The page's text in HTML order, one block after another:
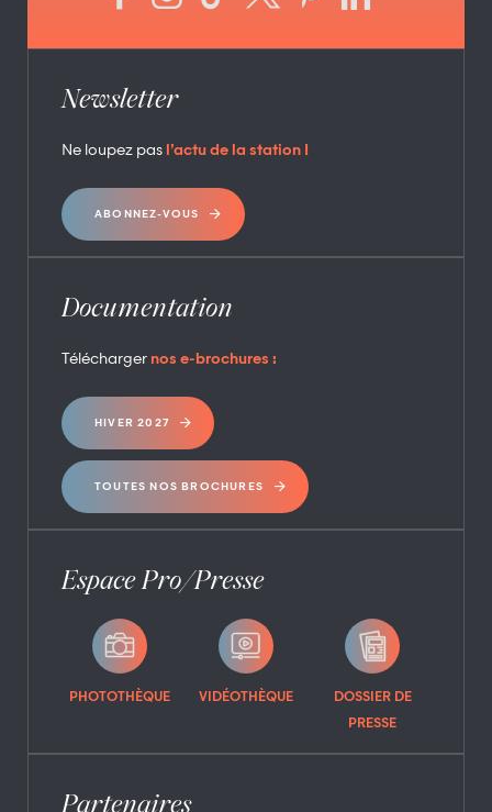
Newsletter
Ne loupez pas l’actu de la station !
ABONNEZ-VOUS
Documentation
Télécharger nos e-brochures :
HIVER 2027
TOUTES NOS BROCHURES
Espace Pro/Presse
PHOTOTHÈQUE VIDÉOTHÈQUE
DOSSIER DE
PRESSE
Partenaires